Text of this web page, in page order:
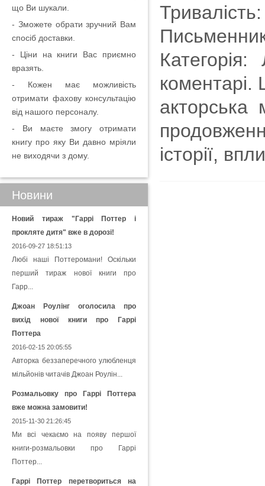
акторська
історії,
що Ви шукали.
- Зможете обрати зручний Вам
спосіб доставки.
- Ціни на книги Вас приємно
вразять.
- Кожен має можливість
отримати фахову консультацію
від нашого персоналу.
- Ви маєте змогу отримати
книгу про яку Ви давно мріяли
не виходячи з дому.
Новини
Новий тираж "Гаррі Поттер і
прокляте дитя" вже в дорозі!
2016-09-27 18:51:13
Любі наші Поттеромани! Оскільки
перший тираж нової книги про
Гарр...
Джоан Роулінг оголосила про
вихід нової книги про Гаррі
Поттера
2016-02-15 20:05:55
Авторка беззаперечного улюбленця
мільйонів читачів Джоан Роулін...
Розмальовку про Гаррі Поттера
вже можна замовити!
2015-11-30 21:26:45
Ми всі чекаємо на появу першої
книги-розмальовки про Гаррі
Поттер...
Гаррі Поттер перетвориться на